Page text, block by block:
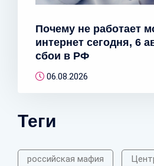
Почему не работает
интернет сегодня, 6
сбои в РФ
06.08.2026
Теги
российская мафия